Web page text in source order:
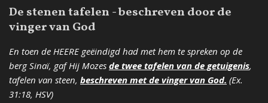
De stenen tafelen - beschreven door de
vinger van God
En toen de HEERE geëindigd had met hem te spreken op de
berg Sinaï, gaf Hij Mozes de twee tafelen van de getuigenis,
tafelen van steen, beschreven met de vinger van God. (Ex.
31:18, HSV)